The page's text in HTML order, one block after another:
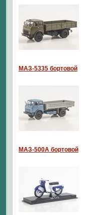
МАЗ-5335 бортовой
МАЗ-500А бортовой